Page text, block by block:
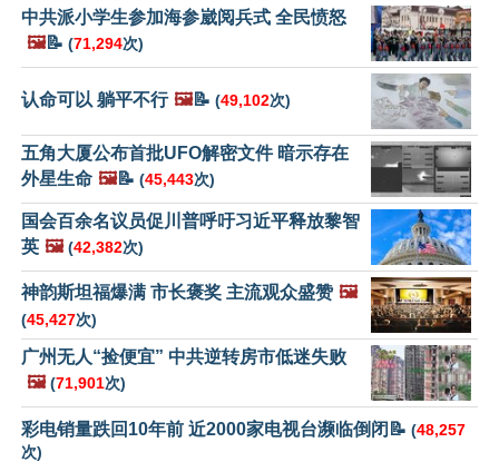
中共派小学生参加海参崴阅兵式 全民愤怒
🖼️📝 (71,294次)
认命可以 躺平不行 🖼️📝 (49,102次)
五角大厦公布首批UFO解密文件 暗示存在
外星生命 🖼️📝 (45,443次)
国会百余名议员促川普呼吁习近平释放黎智
英 🖼️ (42,382次)
神韵斯坦福爆满 市长褒奖 主流观众盛赞 🖼️
(45,427次)
广州无人“捡便宜” 中共逆转房市低迷失败
🖼️ (71,901次)
彩电销量跌回10年前 近2000家电视台濒临倒闭📝 (48,257
次)